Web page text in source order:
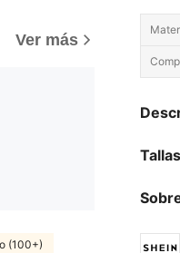
Ver más
(100+)